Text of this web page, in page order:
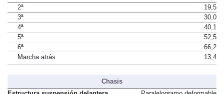
1ª
11,0
2ª
19,5
3ª
30,0
4ª
40,1
5ª
52,5
6ª
66,2
Marcha atrás
13,4
Chasis